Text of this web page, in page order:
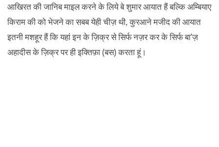
आखिरत की जानिब माइल करने के लिये बे शुमार आयात हैं बल्कि अम्बियाए
किराम की को भेजने का सबब येही चीज़ थी, कुरआने मजीद की आयात
इतनी मशहूर हैं कि यहां इन के ज़िक्र से सिर्फ नज़र कर के सिर्फ बा’ज़
अहादीस के ज़िक्र पर ही इक्तिफ़ा (बस) करता हूं।